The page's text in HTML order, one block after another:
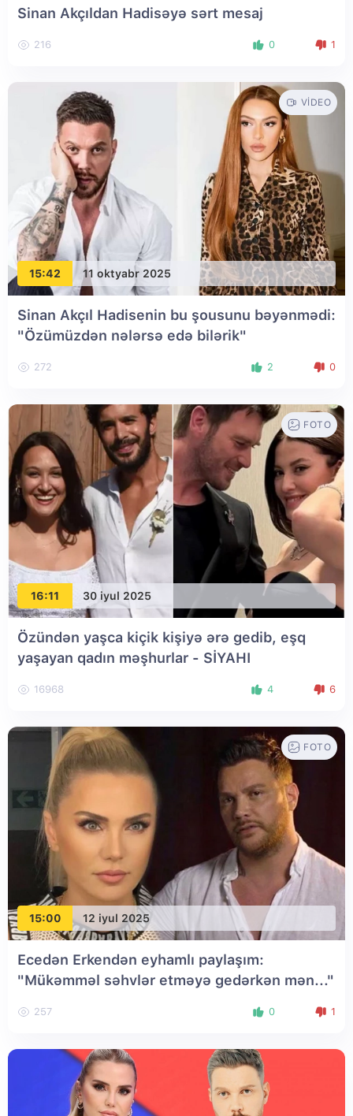
Sinan Akçıldan Hadisəyə sərt mesaj
216 0 1
15:42 11 oktyabr 2025
VIDEO
Sinan Akçıl Hadisenin bu şousunu bəyənmədi:
"Özümüzdən nələrsə edə bilərik"
272 2 0
16:11 30 iyul 2025
FOTO
Özündən yaşca kiçik kişiyə ərə gedib, eşq
yaşayan qadın məşhurlar - SİYAHI
16968 4 6
15:00 12 iyul 2025
FOTO
Ecedən Erkendən eyhamlı paylaşım:
"Mükəmməl səhvlər etməyə gedərkən mən..."
257 0 1